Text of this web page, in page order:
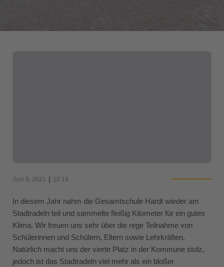
Juni 9, 2021 | 10:19
In diesem Jahr nahm die Gesamtschule Hardt wieder am
Stadtradeln teil und sammelte fleißig Kilometer für ein gutes
Klima. Wir freuen uns sehr über die rege Teilnahme von
Schülerinnen und Schülern, Eltern sowie Lehrkräften.
Natürlich macht uns der vierte Platz in der Kommune stolz,
jedoch ist das Stadtradeln viel mehr als ein bloßer